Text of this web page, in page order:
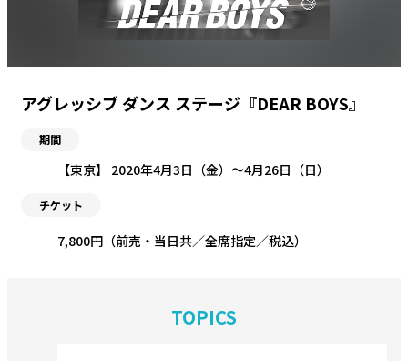
アグレッシブ ダンス ステージ『DEAR BOYS』
期間
【東京】 2020年4月3日（金）〜4月26日（日）
チケット
7,800円（前売・当日共／全席指定／税込）
TOPICS